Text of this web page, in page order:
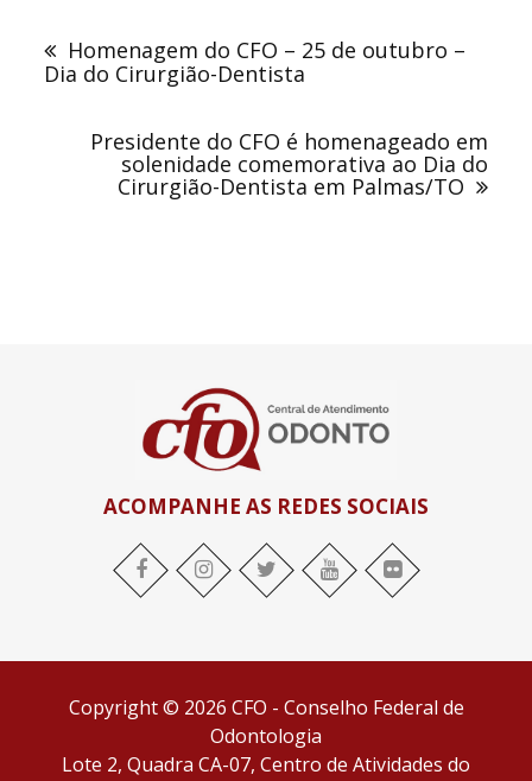
PostHomenagem do CFO – 25 de outubro –
Dia do Cirurgião-Dentista
Presidente do CFO é homenageado em
solenidade comemorativa ao Dia do
Cirurgião-Dentista em Palmas/TO
ACOMPANHE AS REDES SOCIAIS
facebook Instagram twitter youtube flickr
Copyright © 2026 CFO - Conselho Federal de
Odontologia
Lote 2, Quadra CA-07, Centro de Atividades do